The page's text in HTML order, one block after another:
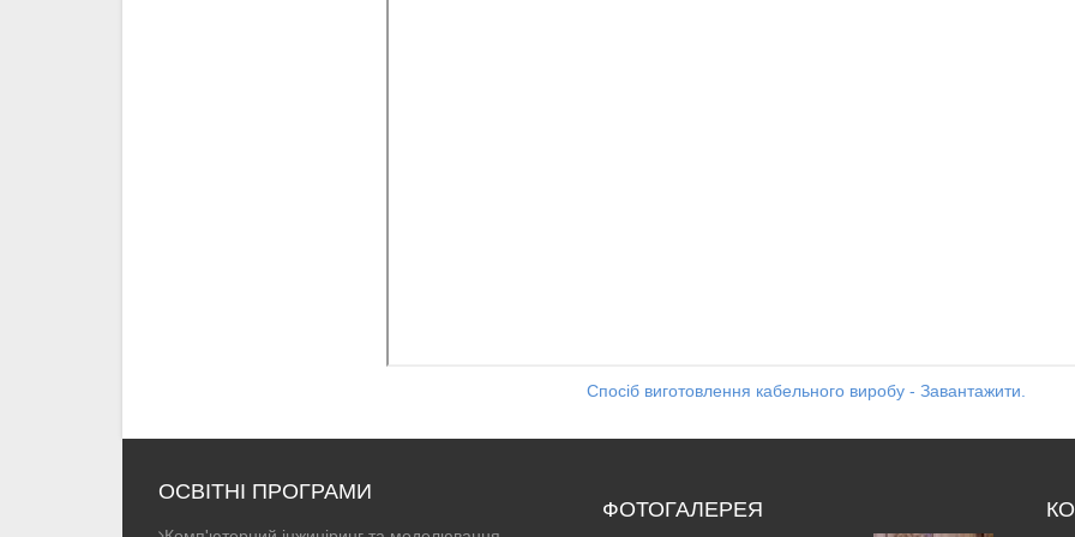
Спосіб виготовлення кабельного виробу - Завантажити.
ОСВІТНІ ПРОГРАМИ
ФОТОГАЛЕРЕЯ